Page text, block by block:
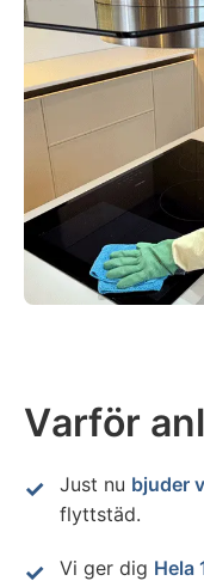
Varför
Just nu bjuder
flyttstäd.
Vi ger dig Hela